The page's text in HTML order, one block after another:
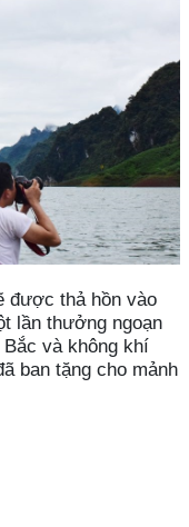
được thả hồn vào
lần thưởng ngoạn
và không khí
ban tặng cho mảnh